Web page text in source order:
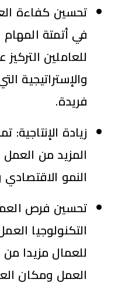
تحسين كفاءة
في أتمتة المهام
للعاملين
والإستراتيجية
فريدة.
زيادة الإنتاجية:
المزيد من
النمو
تحسين فرص
التكنولوجيا
للعمال مزيدا
العمل ومكان